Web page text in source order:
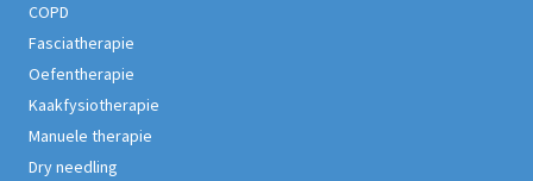
COPD
Fasciatherapie
Oefentherapie
Kaakfysiotherapie
Manuele therapie
Dry needling